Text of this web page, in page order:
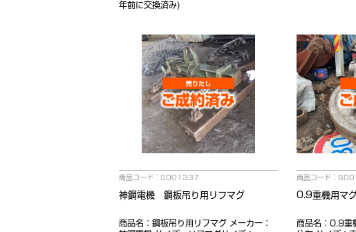
年前に交換済み)
商品コード：S001337
神鋼電機 鋼板吊り用リフマグ
商品名：鋼板吊り用リフマグ メーカー：
商品コード：
0.9重機用マ
商品名：0.9重